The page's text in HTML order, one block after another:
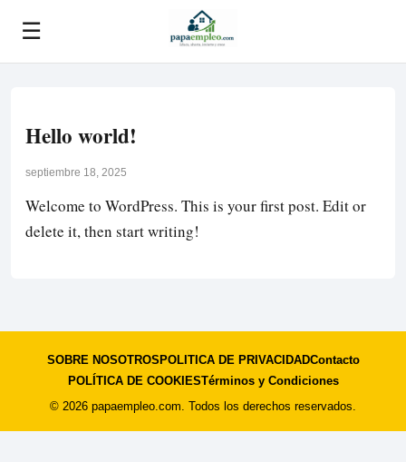
☰
Hello world!
septiembre 18, 2025
Welcome to WordPress. This is your first post. Edit or
delete it, then start writing!
SOBRE NOSOTROS POLITICA DE PRIVACIDADContacto
POLÍTICA DE COOKIESTérminos y Condiciones
© 2026 papaempleo.com. Todos los derechos reservados.